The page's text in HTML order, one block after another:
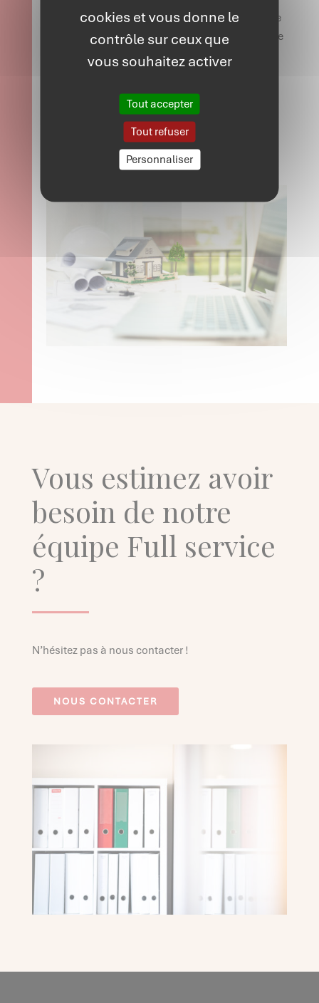
Evaluation annuelle consolidée de l’ensemble
de votre patrimoine : évaluation du patrimoine
détenu directement et indirectement
En complément de ces missions, le cabinet
GEIREC peut vous proposer des services de
domiciliation, une adresse mail dédiée, et des
solutions de conservations de données.
Vous estimez avoir
besoin de notre
équipe Full service
?
N’hésitez pas à nous contacter !
NOUS CONTACTER
cookies et vous donne le
contrôle sur ceux que
vous souhaitez activer
Tout accepter
Tout refuser
Personnaliser